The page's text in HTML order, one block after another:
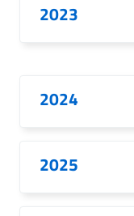
2023
2024
2025